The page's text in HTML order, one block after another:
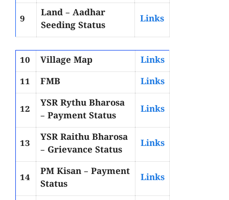
9
Land – Aadhar
Seeding Status
Links
10 Village Map
Links
11
FMB Links
12
YSR Rythu Bharosa
– Payment Status
Links
13
YSR Raithu Bharosa
– Grievance Status
Links
14
PM Kisan – Payment
Status
Links